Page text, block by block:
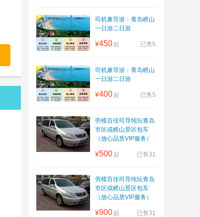
司机兼导游：青岛崂山
一日游二日游
已售5
¥450 起
司机兼导游：青岛崂山
一日游二日游
已售5
¥400 起
劳模百佳司导纯玩青岛
市区或崂山景区包车
（放心品质VIP服务）
已售31
¥500 起
劳模百佳司导纯玩青岛
市区或崂山景区包车
（放心品质VIP服务）
已售31
¥900 起